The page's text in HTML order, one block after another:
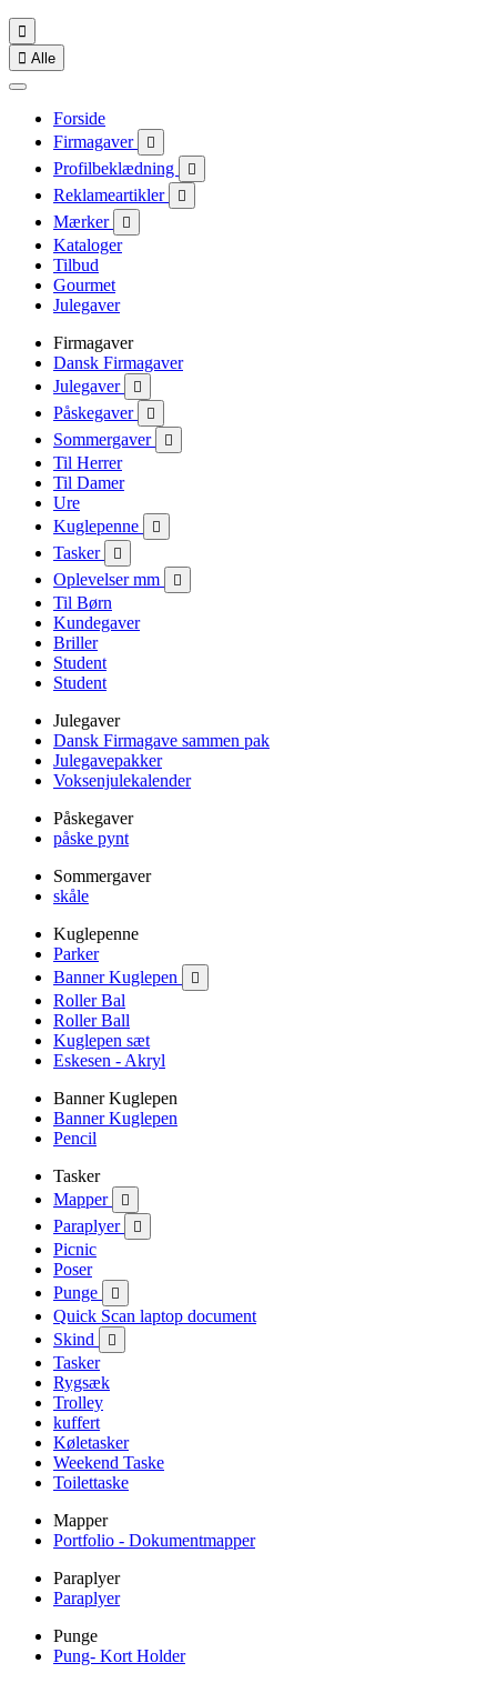

 Alle
Forside
Firmagaver

Profilbeklædning 
Reklameartikler 
Mærker 
Kataloger
Tilbud
Gourmet
Julegaver
Firmagaver
Dansk Firmagaver
Julegaver

Påskegaver 
Sommergaver 
Til Herrer
Til Damer
Ure
Kuglepenne

Tasker 
Oplevelser mm 
Til Børn
Kundegaver
Briller
Student
Student
Julegaver
Dansk Firmagave sammen pak
Julegavepakker
Voksenjulekalender
Påskegaver
påske pynt
Sommergaver
skåle
Kuglepenne
Parker
Banner Kuglepen

Roller Bal
Roller Ball
Kuglepen sæt
Eskesen - Akryl
Banner Kuglepen
Banner Kuglepen
Pencil
Tasker
Mapper

Paraplyer 
Picnic
Poser
Punge

Quick Scan laptop document
Skind

Tasker
Rygsæk
Trolley
kuffert
Køletasker
Weekend Taske
Toilettaske
Mapper
Portfolio - Dokumentmapper
Paraplyer
Paraplyer
Punge
Pung- Kort Holder